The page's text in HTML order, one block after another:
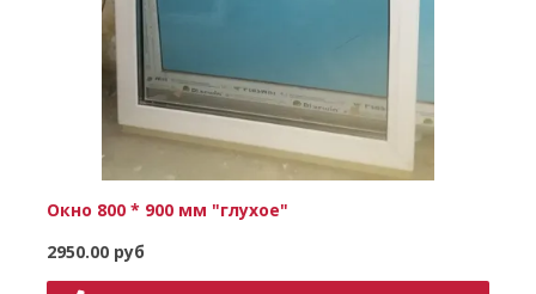
Окно 800 * 900 мм "глухое"
2950.00 руб